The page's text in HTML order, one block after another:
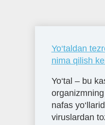
Yo‘taldan
nima qilish
Yo‘tal – bu
nafas
viruslardan